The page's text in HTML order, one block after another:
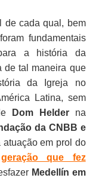
de cada qual, bem
fundamentais
a história da
de tal maneira que
da Igreja no
Latina, sem
Dom Helderna
da CNBB e
atuação em prol do
geração que fez
Medellín em